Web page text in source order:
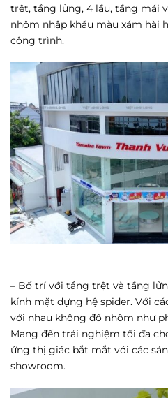
trệt, tầng lửng, 4 lầu, tầng mái
nhôm nhập khẩu màu xám hài
công trình.
– Bố trí với tầng trệt và tầng
kính mặt dựng hệ spider. Với
với nhau không đố nhôm như
Mang đến trải nghiệm tối đa
ứng thị giác bắt mắt với các
showroom.